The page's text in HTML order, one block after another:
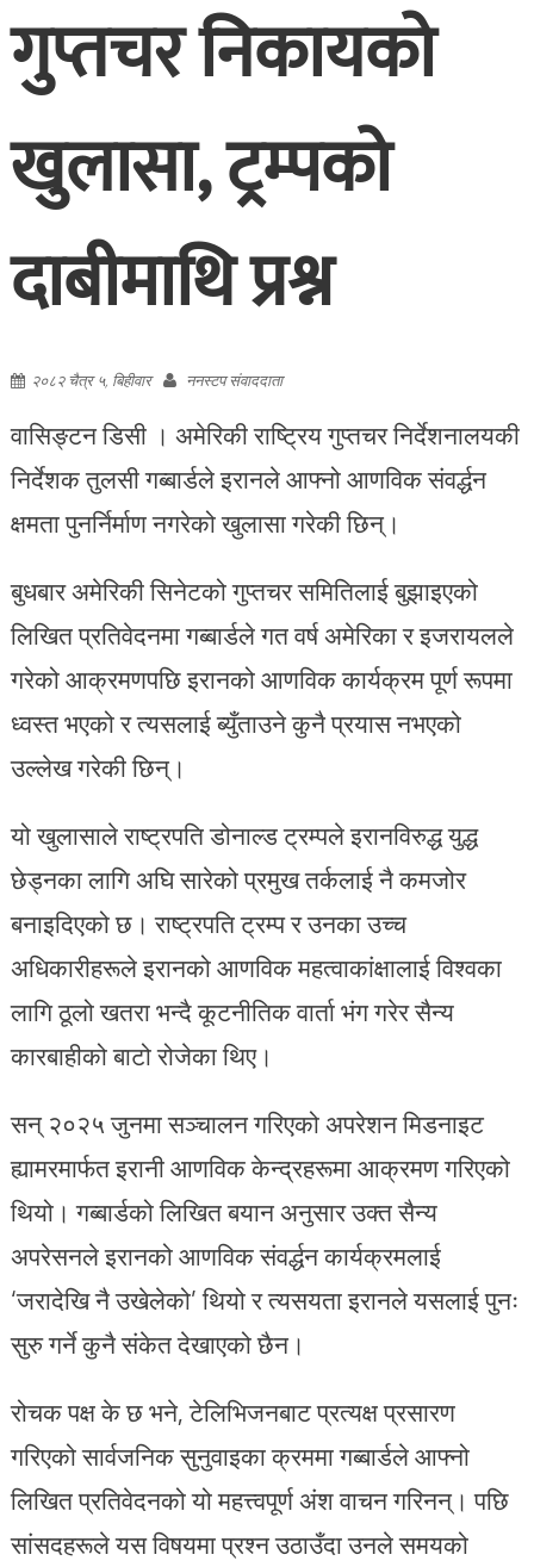
गुप्तचर निकायको
खुलासा, ट्रम्पको
दाबीमाथि प्रश्न
२०८२ चैत्र ५, बिहीवार ननस्टप संवाददाता
वासिङ्टन डिसी । अमेरिकी राष्ट्रिय गुप्तचर निर्देशनालयकी
निर्देशक तुलसी गब्बार्डले इरानले आफ्नो आणविक संवर्द्धन
क्षमता पुनर्निर्माण नगरेको खुलासा गरेकी छिन्।
बुधबार अमेरिकी सिनेटको गुप्तचर समितिलाई बुझाइएको
लिखित प्रतिवेदनमा गब्बार्डले गत वर्ष अमेरिका र इजरायलले
गरेको आक्रमणपछि इरानको आणविक कार्यक्रम पूर्ण रूपमा
ध्वस्त भएको र त्यसलाई ब्युँताउने कुनै प्रयास नभएको
उल्लेख गरेकी छिन्।
यो खुलासाले राष्ट्रपति डोनाल्ड ट्रम्पले इरानविरुद्ध युद्ध
छेड्नका लागि अघि सारेको प्रमुख तर्कलाई नै कमजोर
बनाइदिएको छ। राष्ट्रपति ट्रम्प र उनका उच्च
अधिकारीहरूले इरानको आणविक महत्वाकांक्षालाई विश्वका
लागि ठूलो खतरा भन्दै कूटनीतिक वार्ता भंग गरेर सैन्य
कारबाहीको बाटो रोजेका थिए।
सन् २०२५ जुनमा सञ्चालन गरिएको अपरेशन मिडनाइट
ह्यामरमार्फत इरानी आणविक केन्द्रहरूमा आक्रमण गरिएको
थियो। गब्बार्डको लिखित बयान अनुसार उक्त सैन्य
अपरेसनले इरानको आणविक संवर्द्धन कार्यक्रमलाई
‘जरादेखि नै उखेलेको’ थियो र त्यसयता इरानले यसलाई पुनः
सुरु गर्ने कुनै संकेत देखाएको छैन।
रोचक पक्ष के छ भने, टेलिभिजनबाट प्रत्यक्ष प्रसारण
गरिएको सार्वजनिक सुनुवाइका क्रममा गब्बार्डले आफ्नो
लिखित प्रतिवेदनको यो महत्त्वपूर्ण अंश वाचन गरिनन्। पछि
सांसदहरूले यस विषयमा प्रश्न उठाउँदा उनले समयको